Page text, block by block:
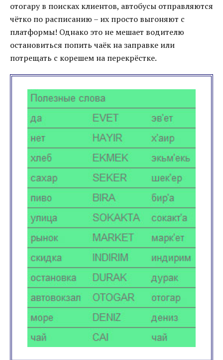
отогару в поисках клиентов, автобусы отправляются
чётко по расписанию – их просто выгоняют с
платформы! Однако это не мешает водителю
остановиться попить чаёк на заправке или
потрещать с корешем на перекрёстке.